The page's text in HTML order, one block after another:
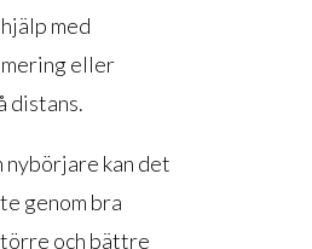
med
eller
distans.
kan det
genom bra
och bättre